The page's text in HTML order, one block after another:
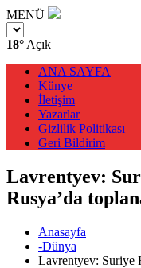
MENÜ
18° Açık
ANA SAYFA
Künye
İletişim
Yazarlar
Gizlilik Politikası
Geri Bildirim
Lavrentyev:
Rusya’da
Anasayfa
-Dünya
Lavrentyev: Suriye